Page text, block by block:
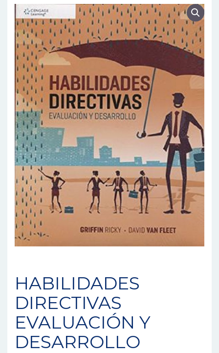
HABILIDADES
DIRECTIVAS
EVALUACIÓN Y
DESARROLLO